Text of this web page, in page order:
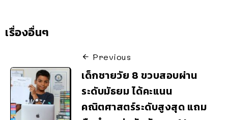
เรื่องอื่นๆ
Previous
เด็กชายวัย 8 ขวบสอบผ่าน
ระดับมัธยม ได้คะแนน
คณิตศาสตร์ระดับสูงสุด แถม